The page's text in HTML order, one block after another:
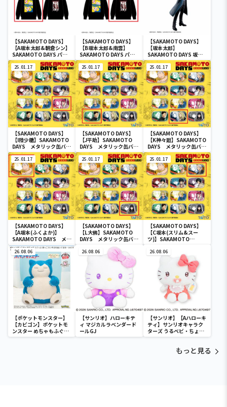
【SAKAMOTO DAYS】
【A坂本太郎&朝倉シン】
SAKAMOTO DAYS パー
カー
【SAKAMOTO DAYS】
【B坂本太郎&南雲】
SAKAMOTO DAYS パー
カー
【SAKAMOTO DAYS】
【坂本太郎】
SAKAMOTO DAYS 坂本
太郎フィギュア-その店
長、元・伝説の殺し屋-
25.01.17
【SAKAMOTO DAYS】
【I陸少糖】SAKAMOTO
DAYS メタリック缶バッ
ジ
25.01.17
【SAKAMOTO DAYS】
【J平助】SAKAMOTO
DAYS メタリック缶バッ
ジ
25.01.17
【SAKAMOTO DAYS】
【K神々廻】SAKAMOTO
DAYS メタリック缶バッ
ジ
25.01.17
【SAKAMOTO DAYS】
【A坂本(ふくよか)】
SAKAMOTO DAYS メタ
リック缶バッジ
25.01.17
【SAKAMOTO DAYS】
【L大佛】SAKAMOTO
DAYS メタリック缶バッ
25.01.17
【SAKAMOTO DAYS】
【C坂本(スリム&スー
ツ)】SAKAMOTO
ジ
26.08.06
【ポケットモンスター】
【カビゴン】ポケットモ
ンスター めちゃもふぐっ
と ほっこりいやされぬい
26.08.06
【サンリオ】ハローキテ
ィ マジカルラベンダード
ールGJ
26.08.06
【サンリオ】【Aハローキ
ティ】サンリオキャラク
ターズ うるベビ・ちょい
デカドール
もっと見る